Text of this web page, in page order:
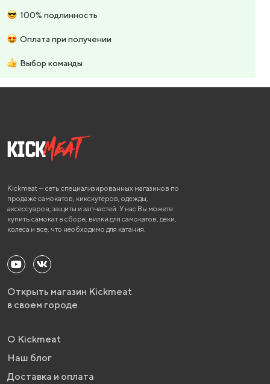
100% подлинность
Оплата при получении
Выбор команды
Kickmeat — сеть специализированных магазинов по
продаже самокатов, кикскутеров, одежды,
аксессуаров, защиты и запчастей. У нас Вы можете
купить самокат в сборе, вилки для самокатов, деки,
колеса и все, что необходимо для катания.
Открыть магазин Kickmeat
в своем городе
О Kickmeat
Наш блог
Доставка и оплата